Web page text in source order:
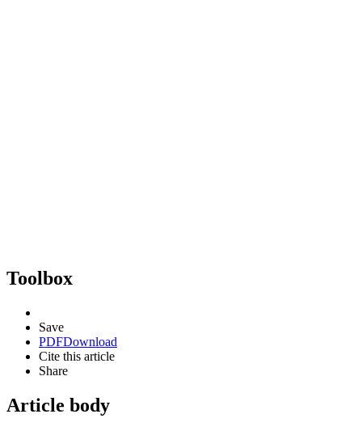
Toolbox
Save
PDFDownload
Cite this article
Share
Article body